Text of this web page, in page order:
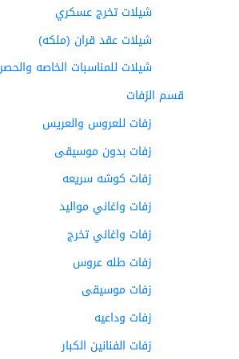
شيلات تخرج عسكري
شيلات عقد قران (ملكه)
شيلات للمناسبات الخاصه والحصريه
قسم الزفات
زفات للعروس والعريس
زفات بدون موسيقى
زفات كوشه سريعه
زفات واغاني مواليد
زفات واغاني تخرج
زفات طله عروس
زفات موسيقى
زفات وداعيه
زفات الفنانين الكبار